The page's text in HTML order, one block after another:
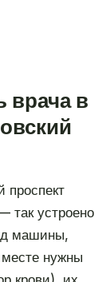
врача в
проспект
так устроено
машины,
нужны